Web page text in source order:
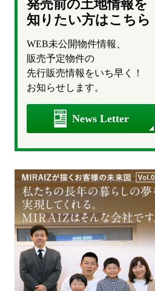
発売前の土地情報を
知りたい方はこちら
WEB未公開物件情報、
販売予定物件の
先行販売情報をいち早く！
お知らせします。
News Letter